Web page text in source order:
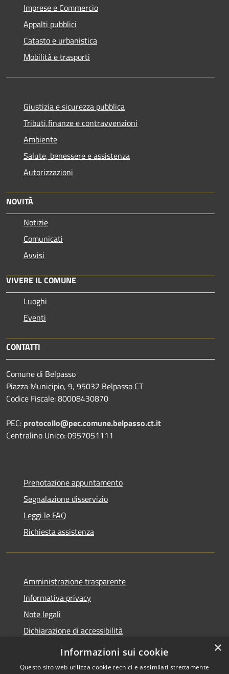
Imprese e Commercio
Appalti pubblici
Catasto e urbanistica
Mobilità e trasporti
Giustizia e sicurezza pubblica
Tributi,finanze e contravvenzioni
Ambiente
Salute, benessere e assistenza
Autorizzazioni
NOVITÀ
Notizie
Comunicati
Avvisi
VIVERE IL COMUNE
Luoghi
Eventi
CONTATTI
Comune di Belpasso
Piazza Municipio, 9, 95032 Belpasso CT
Codice Fiscale: 80008430870
PEC: protocollo@pec.comune.belpasso.ct.it
Centralino Unico: 0957051111
Prenotazione appuntamento
Segnalazione disservizio
Leggi le FAQ
Richiesta assistenza
Amministrazione trasparente
Informativa privacy
Note legali
Dichiarazione di accessibilità
×
Informazioni sui cookie
Questo sito web utilizza cookie tecnici e assimilati strettamente